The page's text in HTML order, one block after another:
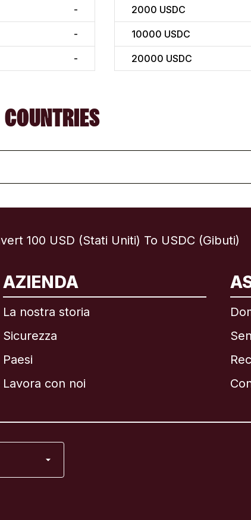
-
-
-
2000 USDC
10000 USDC
20000 USDC
100 USD (Stati Uniti) To USDC (Gibuti)
AZIENDA
La nostra storia
Sicurezza
Paesi
Lavora con noi